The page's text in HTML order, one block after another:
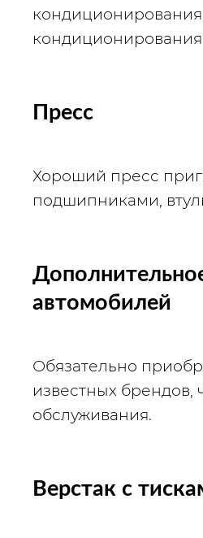
Пресс
Хороший пресс
подшипниками,
автомобилей
Обязательно
известных брендов,
обслуживания.
Верстак с